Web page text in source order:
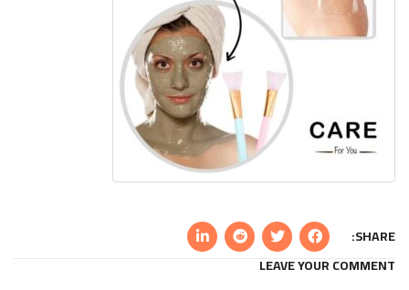
SHARE:
LEAVE YOUR COMMENT